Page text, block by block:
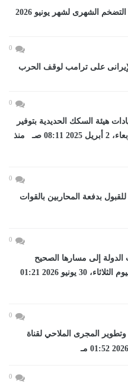
0
على ترامب لوقف الحرب
0
هيئة السكك الحديدية بتوفير
أماكن في رحلات...اليوم الأربعاء، 2 أبريل 2025 08:11 صـ منذ
0
بدفعة المحاربين بالقوات
0
يونيو أعادت الدولة إلى مسارها الصحيح
ورسخت دعائم الاستقرار...اليوم الثلاثاء، 30 يونيو 2026 01:21
0
المجرى الملاحي لقناة
0